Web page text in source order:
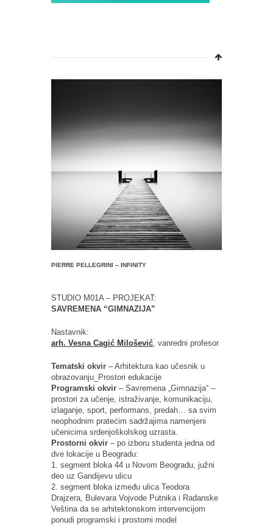
PIERRE PELLEGRINI – INFINITY
STUDIO M01A – PROJEKAT:
SAVREMENA “GIMNAZIJA”
Nastavnik:
arh. Vesna Cagić Milošević , vanredni profesor
Tematski okvir – Arhitektura kao učesnik u
obrazovanju_Prostori edukacije
Programski okvir – Savremena „Gimnazija“ –
prostori za učenje, istraživanje, komunikaciju,
izlaganje, sport, performans, predah… sa svim
neophodnim pratećim sadržajima namenjeni
učenicima srdenjoškolskog uzrasta.
Prostorni okvir – po izboru studenta jedna od
dve lokacije u Beogradu:
1. segment bloka 44 u Novom Beogradu, južni
deo uz Gandijevu ulicu
2. segment bloka između ulica Teodora
Drajzera, Bulevara Vojvode Putnika i Radanske
Veština da se arhitektonskom intervencijom
ponudi programski i prostorni model